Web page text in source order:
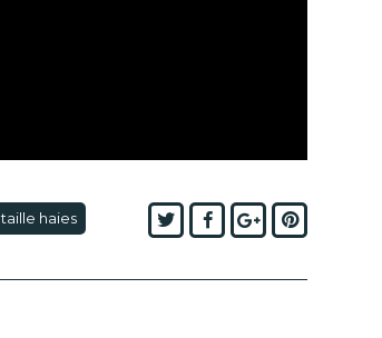
taille haies TwitterFacebook
Google+Pinterest